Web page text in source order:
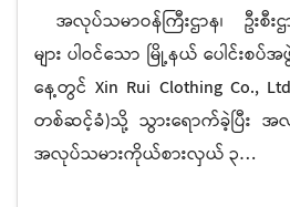
အလုပ်သမာဝန်ကြီးဌာန၊ ဦးစီ
များ ပါဝင်သော မြို့နယ် ပေါင်း
နေ့တွင် Xin Rui Clothing Co.,
တစ်ဆင့်ခံ)သို့ သွားရောက်ခဲ့ပြီး အ
အလုပ်သမားကိုယ်စားလှယ် ၃…